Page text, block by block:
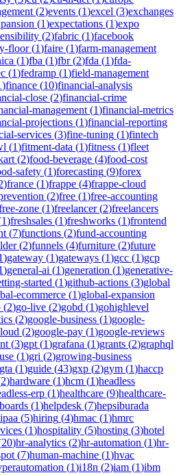
(2)events (1)excel (3)exchanges
(1)expectations (1)expo
(2)fabric (1)facebook
floor(1)faire (1)farm-management
(1)fba (1)fbr(2)fda (1)fda-
(1)fedramp (1)field-management
)finance (10)financial-analysis
close (2)financial-crime
management (1)financial-metrics
projections (1)financial-reporting
services (3)fine-tuning (1)fintech
(1)fitment-data (1)fitness (1)fleet
(2)food-beverage (4)food-cost
safety (1)forecasting (9)forex
)france (1)frappe (4)frappe-cloud
(2)free (1)free-accounting
zone (1)freelancer(2)freelancers
1)freshsales (1)freshworks (1)frontend
(7)functions (2)fund-accounting
(2)funnels (4)furniture (2)future
)gateway (1)gateways (1)gcc (1)gcp
)general-ai (1)generation (1)generative-
started (1)github-actions (3)global
ecommerce (1)global-expansion
(2)go-live (2)gobd (1)gohighlevel
(2)google-business (1)google-
(2)google-pay (1)google-reviews
(3)gpt (1)grafana (1)grants (2)graphql
(1)gri (2)growing-business
gta (1)guide (43)gxp (2)gym (1)haccp
2)hardware (1)hcm (1)headless
erp (1)healthcare (9)healthcare-
(1)helpdesk (7)hepsiburada
(5)hiring (4)hmac (1)hmrc
(1)hospitality (5)hosting (3)hotel
20)hr-analytics (2)hr-automation (1)hr-
(7)human-machine (1)hvac
(1)i18n (2)iam (1)ibm